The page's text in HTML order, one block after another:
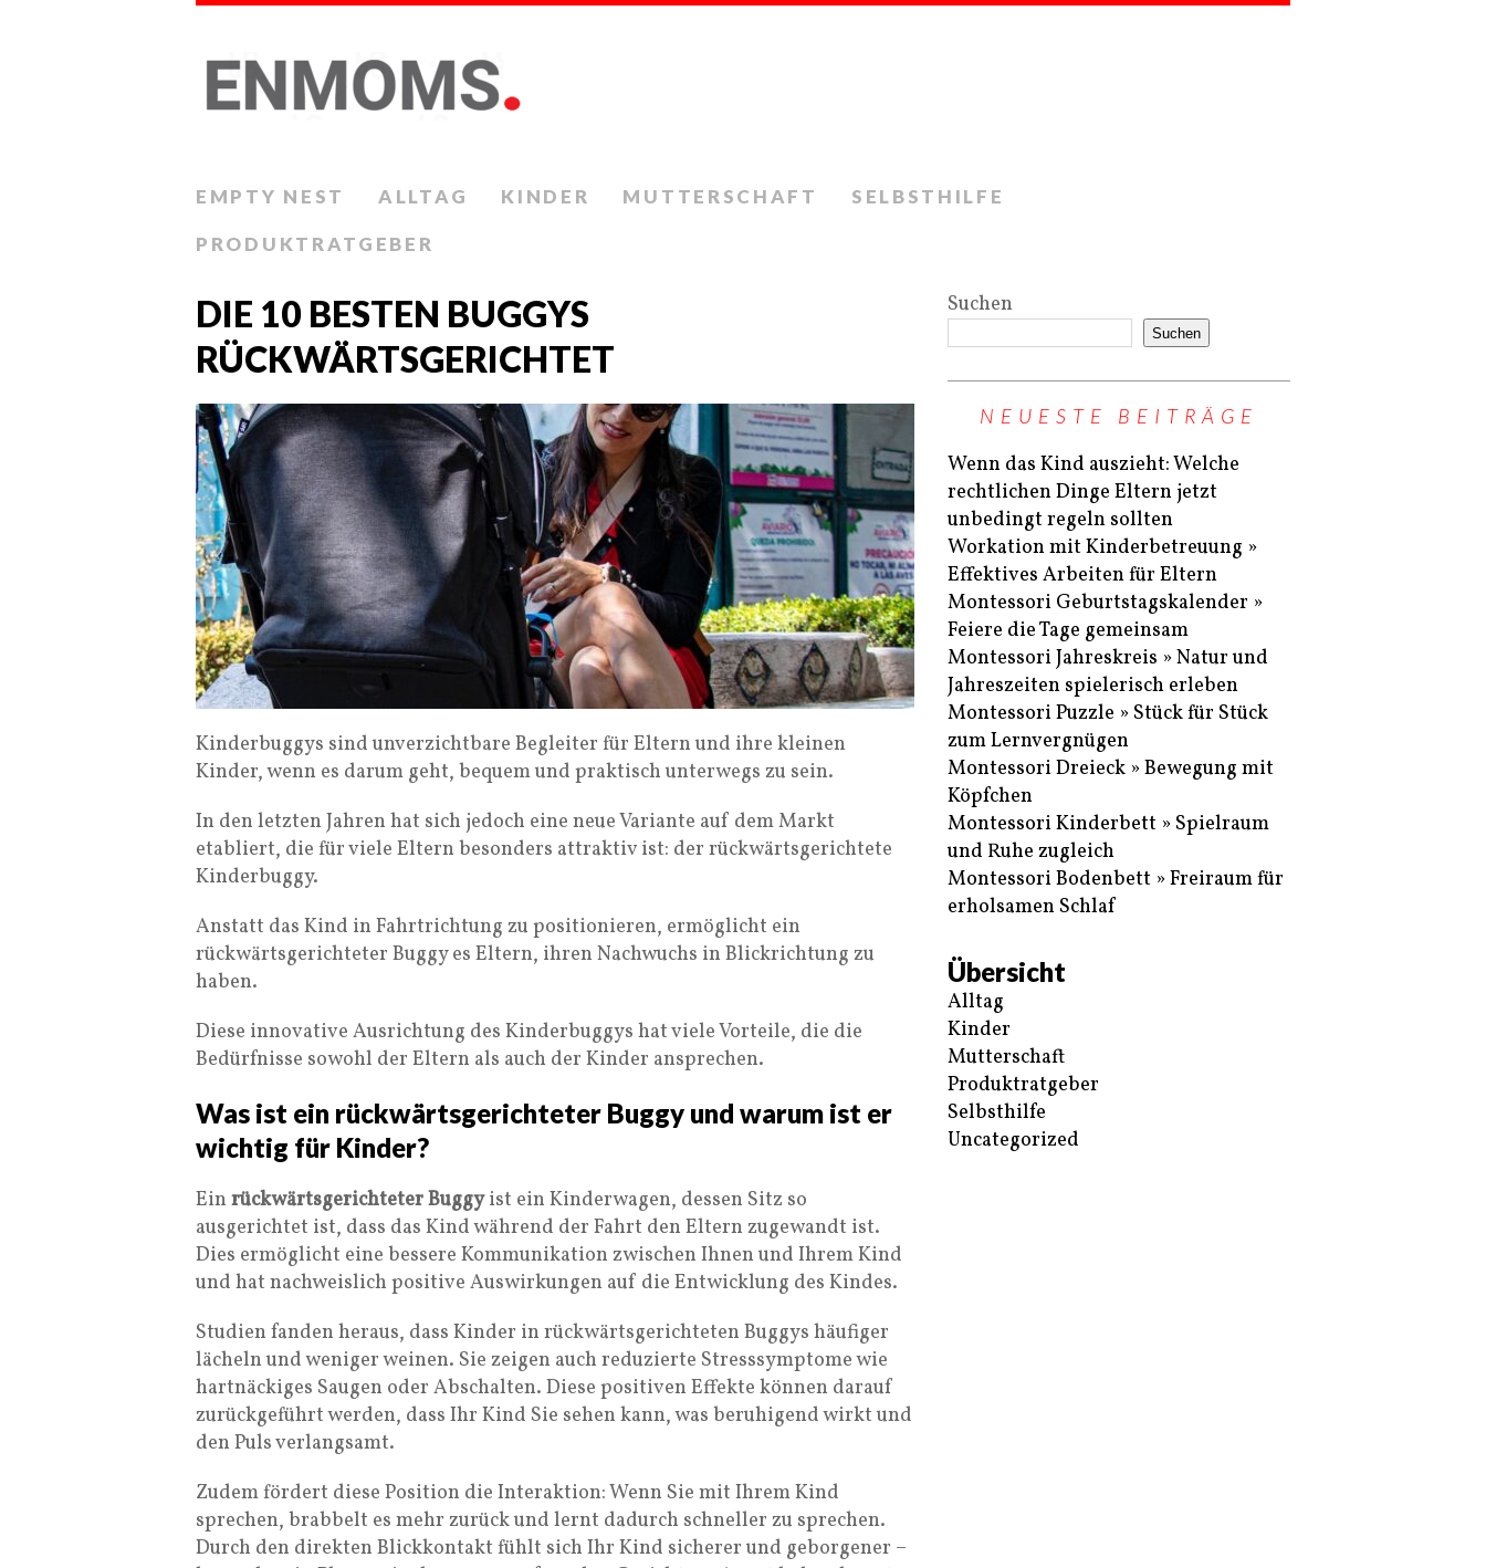
EMPTY NEST ALLTAG KINDER MUTTERSCHAFT SELBSTHILFE
PRODUKTRATGEBER
DIE 10 BESTEN BUGGYS
RÜCKWÄRTSGERICHTET
Kinderbuggys sind unverzichtbare Begleiter für Eltern und ihre kleinen
Kinder, wenn es darum geht, bequem und praktisch unterwegs zu sein.
In den letzten Jahren hat sich jedoch eine neue Variante auf dem Markt
etabliert, die für viele Eltern besonders attraktiv ist: der rückwärtsgerichtete
Kinderbuggy.
Anstatt das Kind in Fahrtrichtung zu positionieren, ermöglicht ein
rückwärtsgerichteter Buggy es Eltern, ihren Nachwuchs in Blickrichtung zu
haben.
Diese innovative Ausrichtung des Kinderbuggys hat viele Vorteile, die die
Bedürfnisse sowohl der Eltern als auch der Kinder ansprechen.
Was ist ein rückwärtsgerichteter Buggy und warum ist er
wichtig für Kinder?
Ein rückwärtsgerichteter Buggyist ein Kinderwagen, dessen Sitz so
ausgerichtet ist, dass das Kind während der Fahrt den Eltern zugewandt ist.
Dies ermöglicht eine bessere Kommunikation zwischen Ihnen und Ihrem Kind
und hat nachweislich positive Auswirkungen auf die Entwicklung des Kindes.
Studien fanden heraus, dass Kinder in rückwärtsgerichteten Buggys häufiger
lächeln und weniger weinen. Sie zeigen auch reduzierte Stresssymptome wie
hartnäckiges Saugen oder Abschalten. Diese positiven Effekte können darauf
zurückgeführt werden, dass Ihr Kind Sie sehen kann, was beruhigend wirkt und
den Puls verlangsamt.
Zudem fördert diese Position die Interaktion: Wenn Sie mit Ihrem Kind
sprechen, brabbelt es mehr zurück und lernt dadurch schneller zu sprechen.
Durch den direkten Blickkontakt fühlt sich Ihr Kind sicherer und geborgener –
Suchen
Suchen
NEUESTE BEITRÄGE
Wenn das Kind auszieht: Welche
rechtlichen Dinge Eltern jetzt
unbedingt regeln sollten
Workation mit Kinderbetreuung »
Effektives Arbeiten für Eltern
Montessori Geburtstagskalender »
Feiere die Tage gemeinsam
Montessori Jahreskreis » Natur und
Jahreszeiten spielerisch erleben
Montessori Puzzle » Stück für Stück
zum Lernvergnügen
Montessori Dreieck » Bewegung mit
Köpfchen
Montessori Kinderbett » Spielraum
und Ruhe zugleich
Montessori Bodenbett » Freiraum für
erholsamen Schlaf
Übersicht
Alltag
Kinder
Mutterschaft
Produktratgeber
Selbsthilfe
Uncategorized